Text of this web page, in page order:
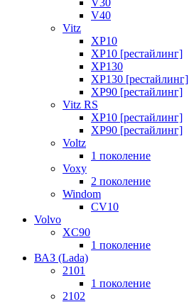
V30
V40
Vitz
XP10
XP10 [рестайлинг]
XP130
XP130 [рестайлинг]
XP90 [рестайлинг]
Vitz RS
XP10 [рестайлинг]
XP90 [рестайлинг]
Voltz
1 поколение
Voxy
2 поколение
Windom
СV10
Volvo
XC90
1 поколение
ВАЗ (Lada)
2101
1 поколение
2102